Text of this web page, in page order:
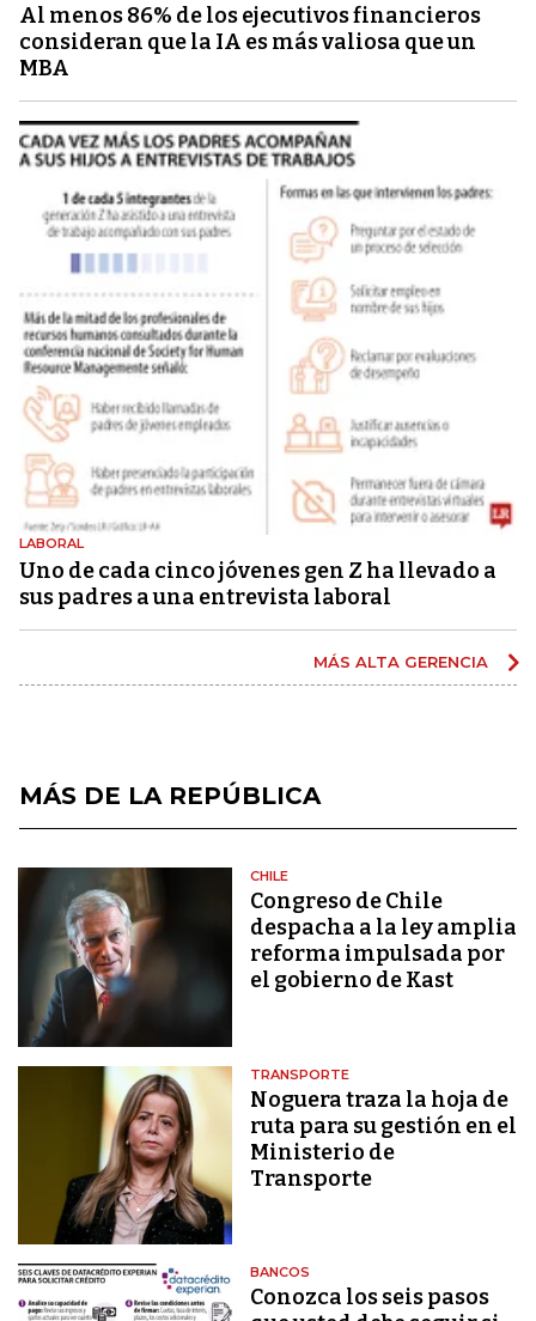
Al menos 86% de los ejecutivos financieros
consideran que la IA es más valiosa que un
MBA
LABORAL
Uno de cada cinco jóvenes gen Z ha llevado a
sus padres a una entrevista laboral
MÁS ALTA GERENCIA
MÁS DE LA REPÚBLICA
CHILE
Congreso de Chile
despacha a la ley amplia
reforma impulsada por
el gobierno de Kast
TRANSPORTE
Noguera traza la hoja de
ruta para su gestión en el
Ministerio de
Transporte
BANCOS
Conozca los seis pasos